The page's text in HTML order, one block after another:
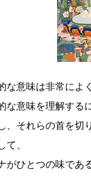
な意味は非常によ
な意味を理解する
、それらの首を切
て、
がひとつの味であ